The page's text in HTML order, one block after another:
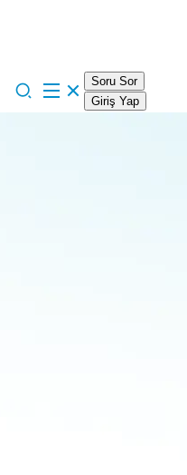
Soru Sor
Giriş Yap